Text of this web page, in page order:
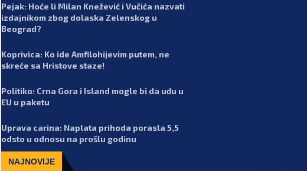
Pejak: Hoće li Milan Knežević i Vučića nazvati
izdajnikom zbog dolaska Zelenskog u
Beograd?
Koprivica: Ko ide Amfilohijevim putem, ne
skreće sa Hristove staze!
Politiko: Crna Gora i Island mogle bi da uđu u
EU u paketu
Uprava carina: Naplata prihoda porasla 5,5
odsto u odnosu na prošlu godinu
NAJNOVIJE